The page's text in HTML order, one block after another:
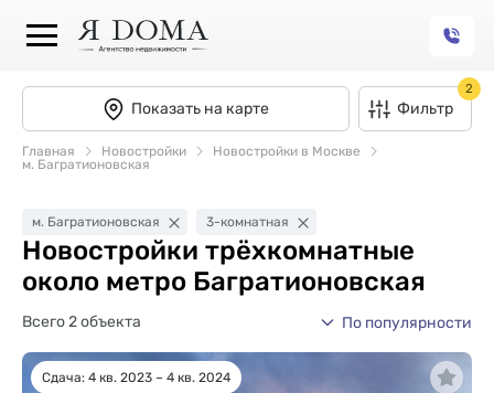
Показать на карте Фильтр
2
Главная Новостройки
Новостройки в Москве
м. Багратионовская
м. Багратионовская 3-комнатная
Новостройки трёхкомнатные
около метро Багратионовская
Всего 2 объекта По популярности
Сдача: 4 кв. 2023 – 4 кв. 2024